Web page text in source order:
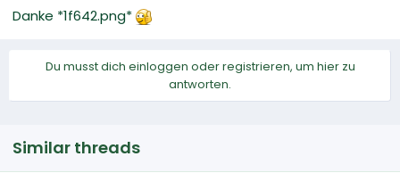
Danke *1f642.png*
Du musst dich einloggen oder registrieren, um hier zu
antworten.
Similar threads